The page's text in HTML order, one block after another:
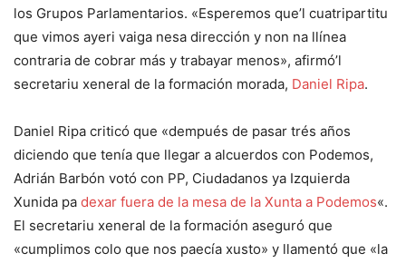
los Grupos Parlamentarios. «Esperemos que’l cuatripartitu
que vimos ayeri vaiga nesa dirección y non na llínea
contraria de cobrar más y trabayar menos», afirmó’l
secretariu xeneral de la formación morada, Daniel Ripa.
Daniel Ripa criticó que «dempués de pasar trés años
diciendo que tenía que llegar a alcuerdos con Podemos,
Adrián Barbón votó con PP, Ciudadanos ya Izquierda
Xunida pa dexar fuera de la mesa de la Xunta a Podemos«.
El secretariu xeneral de la formación aseguró que
«cumplimos colo que nos paecía xusto» y llamentó que «la